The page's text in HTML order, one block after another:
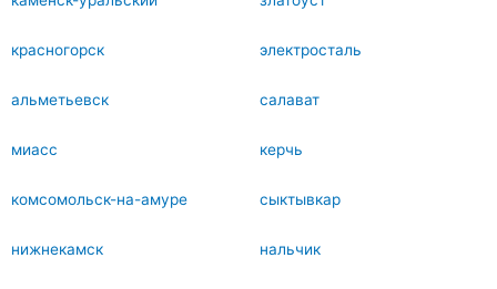
красногорск электросталь
альметьевск салават
миасс керчь
комсомольск-на-амуре сыктывкар
нижнекамск нальчик